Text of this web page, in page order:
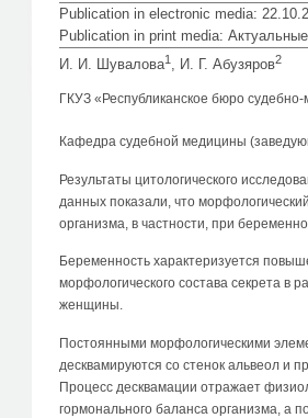
Publication in electronic media:
Publication in print media:
И. И. Шувалова1 , И. Г. Абузяров2
ГКУЗ «Республиканское бюро
Кафедра судебной медицины
Результаты цитологического
данных показали, что
организма, в частности, при
Беременность характеризуется
морфологического состава секрета в
женщины.
Постоянными морфологическими
десквамируются со стенок альвеол и
Процесс десквамации отражает
гормонального баланса организма, а